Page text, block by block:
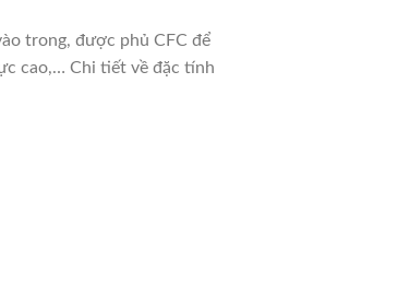
trong, được phủ CFC để
cao,… Chi tiết về đặc tính